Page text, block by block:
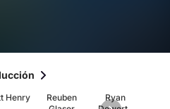
Henry
Reuben
Ryan